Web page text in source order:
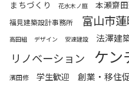
まちづくり 花水木ノ庭 本瀬齋
福見建築設計事務所 富山市
高田組 デザイン 安達建設 法澤建
リノベーション ケン
濱田修
学生歓迎 創業・移住